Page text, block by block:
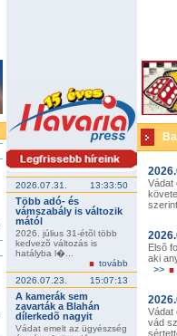
2026.07.31. 13:33:50
Több adó- és
vámszabály is változik
mától
2026. július 31-étõl több
kedvezõ változás is
hatályba l�...
tovább
2026.07.23.
15:07:13
A kamerák sem
zavarták a Blahán
dílerkedõ nagyit
Vádat emelt az ügyészség
Vádat
Elsõ
aki
>>
Vádat
vád